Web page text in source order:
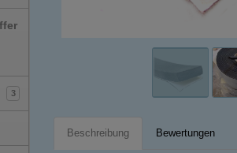
3
Beschreibung Bewertungen